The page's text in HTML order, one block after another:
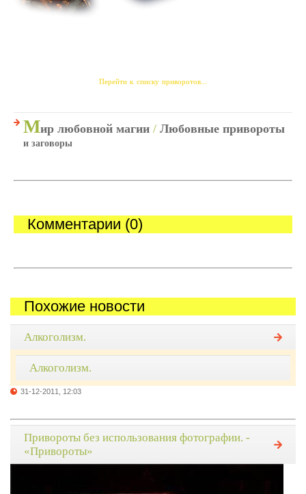
Перейти к списку приворотов...
Мир любовной магии / Любовные привороты
и заговоры
Комментарии (0)
Похожие новости
Алкоголизм.
Алкоголизм.
31-12-2011, 12:03
Привороты без использования фотографии. -
«Привороты»